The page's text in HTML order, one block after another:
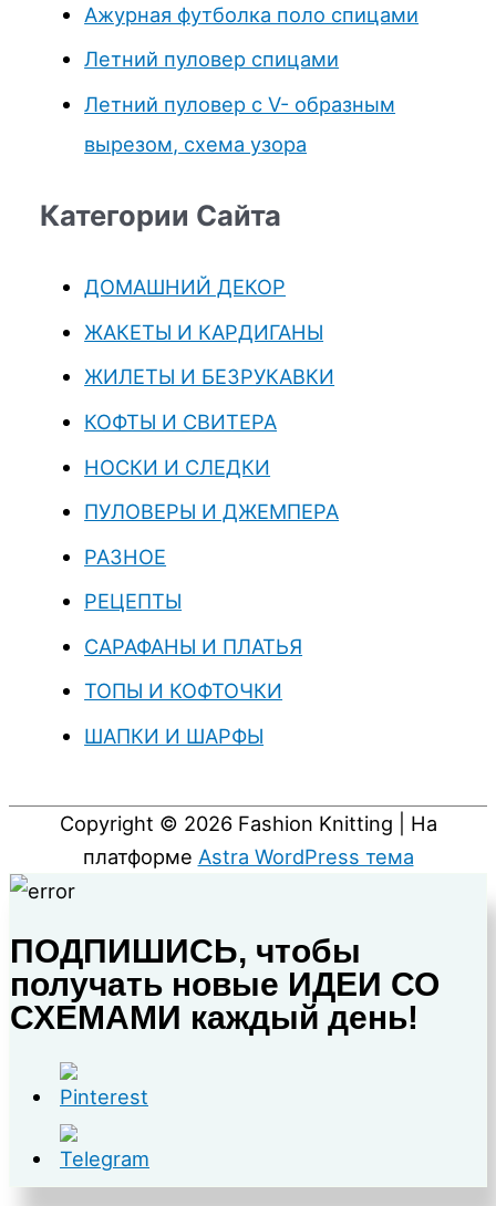
Ажурная футболка поло спицами
Летний пуловер спицами
Летний пуловер с V- образным
вырезом, схема узора
Категории Сайта
ДОМАШНИЙ ДЕКОР
ЖАКЕТЫ И КАРДИГАНЫ
ЖИЛЕТЫ И БЕЗРУКАВКИ
КОФТЫ И СВИТЕРА
НОСКИ И СЛЕДКИ
ПУЛОВЕРЫ И ДЖЕМПЕРА
РАЗНОЕ
РЕЦЕПТЫ
САРАФАНЫ И ПЛАТЬЯ
ТОПЫ И КОФТОЧКИ
ШАПКИ И ШАРФЫ
Copyright © 2026 Fashion Knitting | На
платформе Astra WordPress тема
ПОДПИШИСЬ, чтобы
получать новые ИДЕИ СО
СХЕМАМИ каждый день!